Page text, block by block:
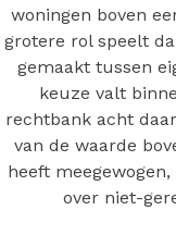
woningen boven
grotere rol speelt
gemaakt tussen
keuze valt
rechtbank acht
van de waarde
heeft
over niet-